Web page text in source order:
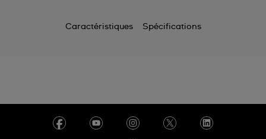
Caractéristiques Spécifications